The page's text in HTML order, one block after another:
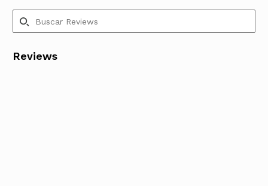
Reviews